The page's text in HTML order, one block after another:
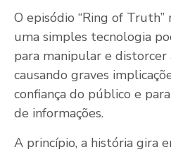
O episódio “Ring of Truth”
uma simples tecnologia
para manipular e distorcer
causando graves
confiança do público e
de informações.
A princípio, a história gira